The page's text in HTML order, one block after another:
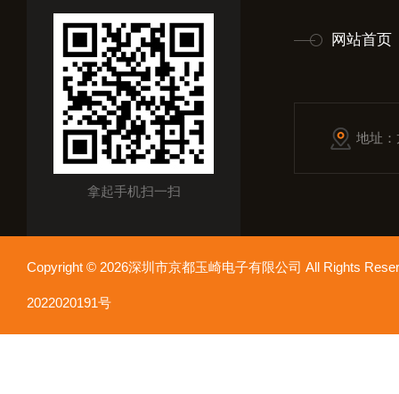
拿起手机扫一扫
网站首页
地址
Copyright © 2026深圳市京都玉崎电子有限公司 All Rights
2022020191号